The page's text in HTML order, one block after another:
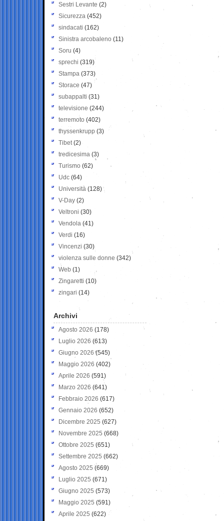
Sestri Levante (2)
Sicurezza (452)
sindacati (162)
Sinistra arcobaleno (11)
Soru (4)
sprechi (319)
Stampa (373)
Storace (47)
subappalti (31)
televisione(244)
terremoto (402)
thyssenkrupp (3)
Tibet(2)
tredicesima (3)
Turismo (62)
Udc (64)
Università (128)
V-Day (2)
Veltroni (30)
Vendola (41)
Verdi (16)
Vincenzi (30)
violenza sulle donne (342)
Web (1)
Zingaretti (10)
zingari (14)
Archivi
Agosto 2026 (178)
Luglio 2026 (613)
Giugno 2026 (545)
Maggio 2026 (402)
Aprile 2026 (591)
Marzo 2026 (641)
Febbraio 2026 (617)
Gennaio 2026 (652)
Dicembre 2025 (627)
Novembre 2025 (668)
Ottobre 2025 (651)
Settembre 2025 (662)
Agosto 2025 (669)
Luglio 2025 (671)
Giugno 2025 (573)
Maggio 2025 (591)
Aprile 2025 (622)